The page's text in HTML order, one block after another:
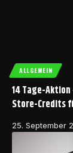
ALLGEMEIN
14 Tage-
Store-Credits
25. September